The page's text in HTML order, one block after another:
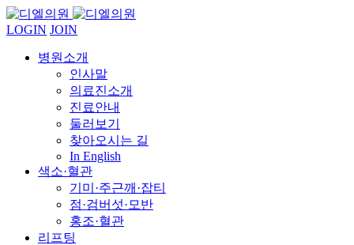
LOGIN JOIN
병원소개
인사말
의료진소개
진료안내
둘러보기
찾아오시는 길
In English
색소·혈관
기미·주근깨·잡티
점·검버섯·모반
홍조·혈관
리프팅